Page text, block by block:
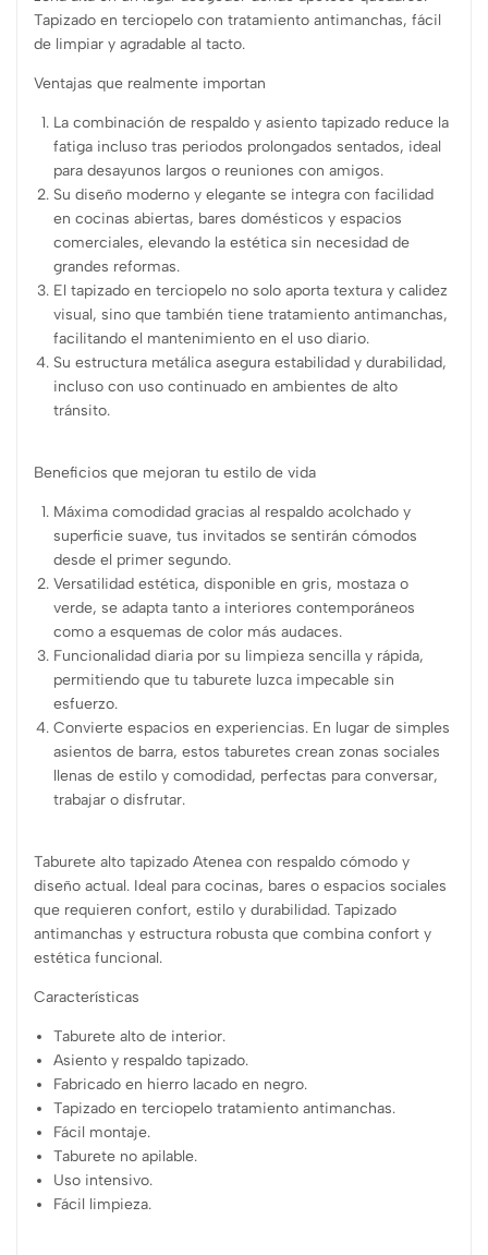
Tapizado en terciopelo con tratamiento antimanchas, fácil
de limpiar y agradable al tacto.
Ventajas que realmente importan
La combinación de respaldo y asiento tapizado reduce la
fatiga incluso tras periodos prolongados sentados, ideal
para desayunos largos o reuniones con amigos.
Su diseño moderno y elegante se integra con facilidad
en cocinas abiertas, bares domésticos y espacios
comerciales, elevando la estética sin necesidad de
grandes reformas.
El tapizado en terciopelo no solo aporta textura y calidez
visual, sino que también tiene tratamiento antimanchas,
facilitando el mantenimiento en el uso diario.
Su estructura metálica asegura estabilidad y durabilidad,
incluso con uso continuado en ambientes de alto
tránsito.
Beneficios que mejoran tu estilo de vida
Máxima comodidad gracias al respaldo acolchado y
superficie suave, tus invitados se sentirán cómodos
desde el primer segundo.
Versatilidad estética, disponible en gris, mostaza o
verde, se adapta tanto a interiores contemporáneos
como a esquemas de color más audaces.
Funcionalidad diaria por su limpieza sencilla y rápida,
permitiendo que tu taburete luzca impecable sin
esfuerzo.
Convierte espacios en experiencias. En lugar de simples
asientos de barra, estos taburetes crean zonas sociales
llenas de estilo y comodidad, perfectas para conversar,
trabajar o disfrutar.
Taburete alto tapizado Atenea con respaldo cómodo y
diseño actual. Ideal para cocinas, bares o espacios sociales
que requieren confort, estilo y durabilidad. Tapizado
antimanchas y estructura robusta que combina confort y
estética funcional.
Características
Taburete alto de interior.
Asiento y respaldo tapizado.
Fabricado en hierro lacado en negro.
Tapizado en terciopelo tratamiento antimanchas.
Fácil montaje.
Taburete no apilable.
Uso intensivo.
Fácil limpieza.